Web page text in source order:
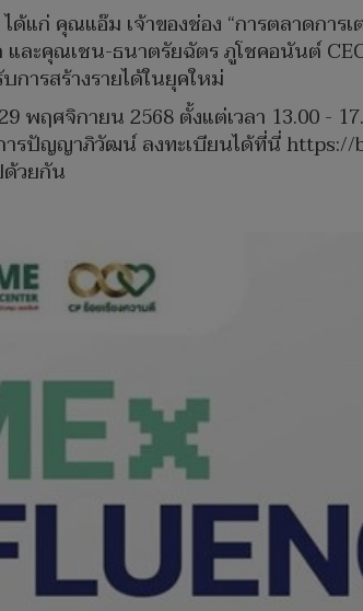
แก่ คุณแอ๊ม เจ้าของช่อง “การตลาดกา
ละคุณเชน-ธนาตรัยฉัตร ภูโชคอนันต์
ารสร้างรายได้ในยุคใหม่
พฤศจิกายน 2568 ตั้งแต่เวลา 13.00 -
รปัญญาภิวัฒน์ ลงทะเบียนได้ที่นี่
วยกัน